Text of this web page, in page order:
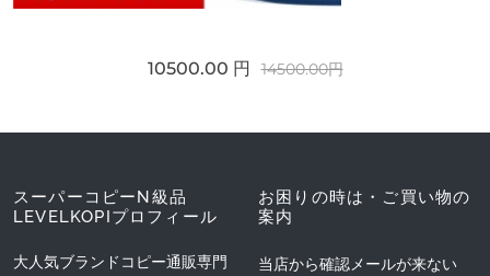
10500.00 円 14500.00円
スーパーコピーN級品
LEVELKOPIプロフィール
大人気ブランドコピー通販専門
お困りの時は・ご買い物の
案内
当店から確認メールが来ない